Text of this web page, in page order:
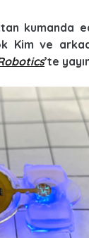
kumanda
ve
’te